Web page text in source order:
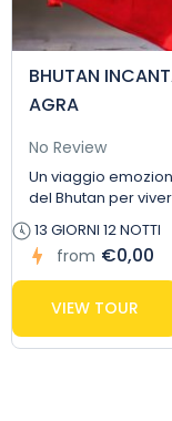
BHUTAN
AGRA
No Review
Un viaggio
del Bhutan per
13 GIORNI 12 NOTTI
from €0,00
VIEW TOUR